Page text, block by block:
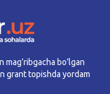
bo’lgan
grant topishda yordam